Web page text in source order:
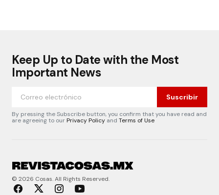
Keep Up to Date with the Most
Important News
Suscribir
By pressing the Subscribe button, you confirm that you have read and
are agreeing to ourPrivacy Policy and Terms of Use
© 2026 Cosas. All Rights Reserved.